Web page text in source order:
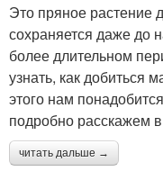
Это пряное растение
сохраняется даже до
более длительном
узнать, как добиться
этого нам
подробно расскажем
читать дальше →